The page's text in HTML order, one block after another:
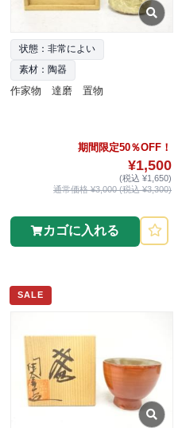
状態：非常によい
素材：陶器
作家物 達磨 置物
期間限定50％OFF！
¥1,500
(税込 ¥1,650)
通常価格 ¥3,000 (税込 ¥3,300)
カゴに入れる
SALE